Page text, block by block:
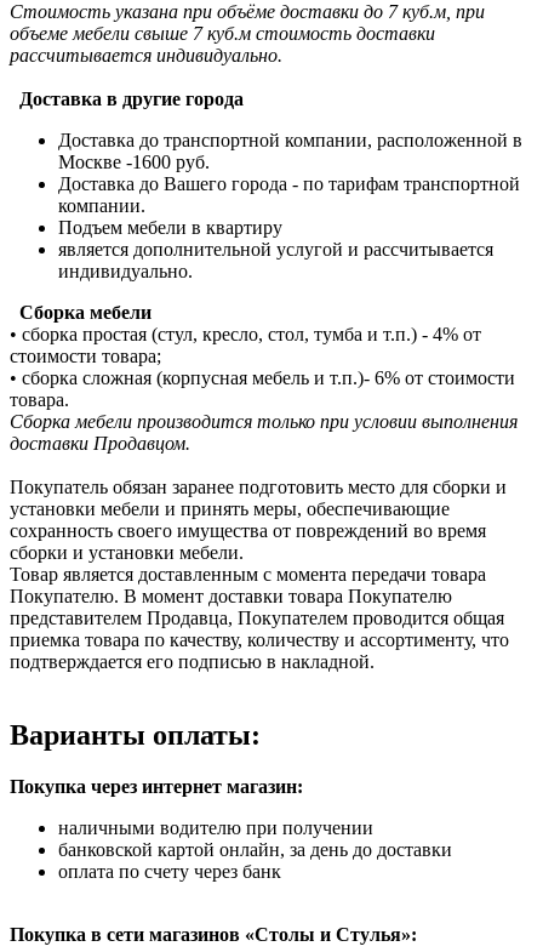
Стоимость указана при объёме доставки до 7 куб.м, при
объеме мебели свыше 7 куб.м стоимость доставки
рассчитывается индивидуально.
Доставка в другие города
Доставка до транспортной компании, расположенной в
Москве -1600 руб.
Доставка до Вашего города - по тарифам транспортной
компании.
Подъем мебели в квартиру
является дополнительной услугой и рассчитывается
индивидуально.
Сборка мебели
• сборка простая (стул, кресло, стол, тумба и т.п.) - 4% от
стоимости товара;
• сборка сложная (корпусная мебель и т.п.)- 6% от стоимости
товара.
Сборка мебели производится только при условии выполнения
доставки Продавцом.
Покупатель обязан заранее подготовить место для сборки и
установки мебели и принять меры, обеспечивающие
сохранность своего имущества от повреждений во время
сборки и установки мебели.
Товар является доставленным с момента передачи товара
Покупателю. В момент доставки товара Покупателю
представителем Продавца, Покупателем проводится общая
приемка товара по качеству, количеству и ассортименту, что
подтверждается его подписью в накладной.
Варианты оплаты:
Покупка через интернет магазин:
наличными водителю при получении
банковской картой онлайн, за день до доставки
оплата по счету через банк
Покупка в сети магазинов «Столы и Стулья»: